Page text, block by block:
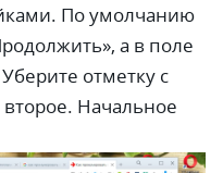
По умолчанию
а в поле
отметку с
Начальное